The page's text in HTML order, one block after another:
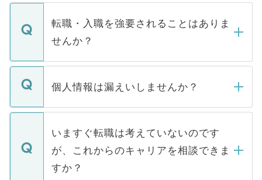
ます。通常、5営業日以内にはご連絡をせて
いただきますので、しばらくお待ちくださ
い。
マイナビDOCTORで取り扱っている求人の
うち約3割は、Webサイトからご覧いただ
けない「非公開求人」です。非公開求人は
下記の理由によって、一般には公開してい
ません。
■応募殺到を避けるため 人気のある医療機
関を公にしてしまうと、応募が殺到する場
に、医療機関が求める条件に合った人材の
みを人材紹介会社に依頼するケースが増え
ています。
転職・入職を強要されることはありま
せんか？
転職・入職を強要することは一切ありませ
ん。また、仮に応募先から内定をいただい
定を承諾する必要はありません。内定先へ
の辞退の連絡はキャリアパートナーが行い
ますので、ご安心ください。
個人情報は漏えいしませんか？
個人情報が漏えいすることはありませんの
で、ご安心ください。当サイトからの登録
などで収集したご登録者様の個人情報は、
ご本人のキャリアアップおよび転職活動の
支援を目的に使用いたします。お預かりし
いますぐ転職は考えていないのです
が、これからのキャリアを相談できま
すか？